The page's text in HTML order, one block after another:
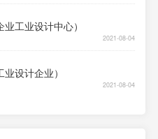
工业设计中心）
2021-08-04
设计企业）
2021-08-04